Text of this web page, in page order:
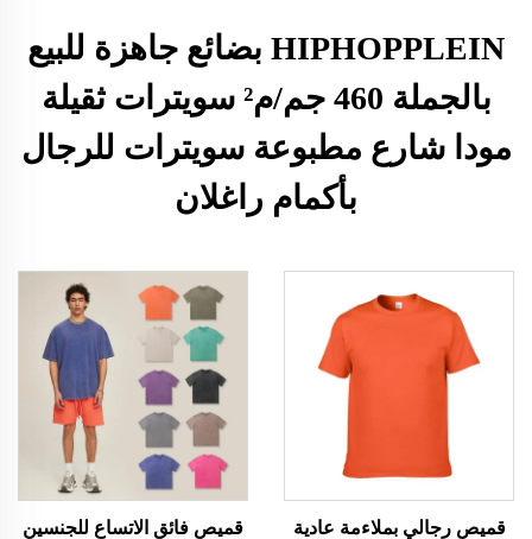
HIPHOPPLEIN بضائع جاهزة للبيع
بالجملة 460 جم/م² سويترات ثقيلة
مودا شارع مطبوعة سويترات للرجال
بأكمام راغلان
قميص رجالي بملاءمة عادية قميص فائق الاتساع للجنسين